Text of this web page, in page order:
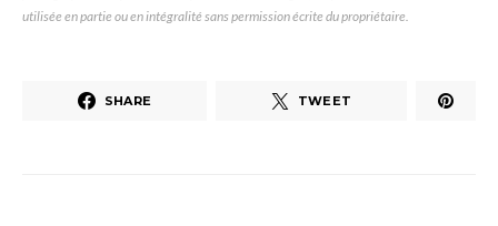
utilisée en partie ou en intégralité sans permission écrite du propriétaire.
SHARE TWEET